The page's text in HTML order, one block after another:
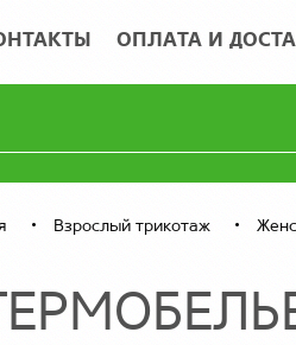
ОПЛАТА И
Взрослый трикотаж